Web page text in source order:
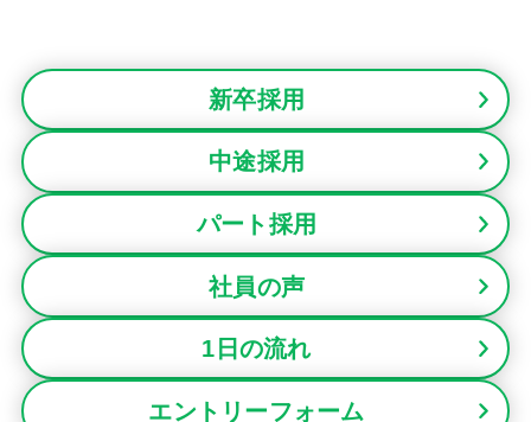
新卒採用
中途採用
パート採用
社員の声
1日の流れ
エントリーフォーム